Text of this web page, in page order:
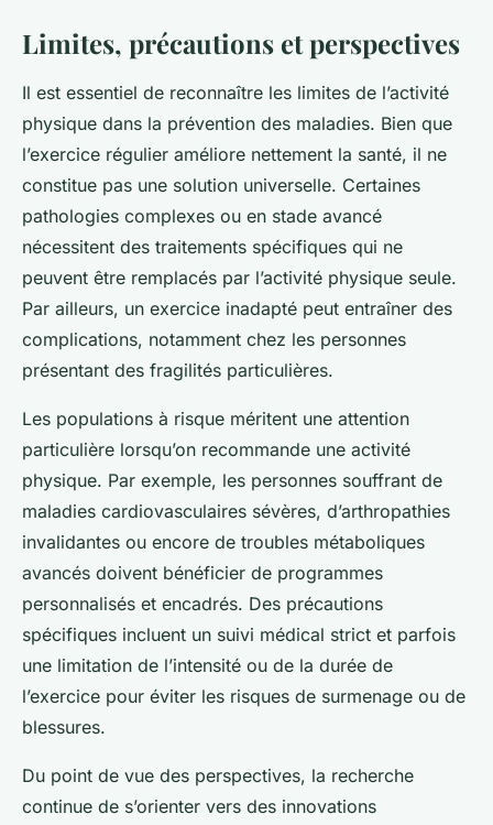
Limites, précautions et perspectives
Il est essentiel de reconnaître les limites de l’activité
physique dans la prévention des maladies. Bien que
l’exercice régulier améliore nettement la santé, il ne
constitue pas une solution universelle. Certaines
pathologies complexes ou en stade avancé
nécessitent des traitements spécifiques qui ne
peuvent être remplacés par l’activité physique seule.
Par ailleurs, un exercice inadapté peut entraîner des
complications, notamment chez les personnes
présentant des fragilités particulières.
Les populations à risque méritent une attention
particulière lorsqu’on recommande une activité
physique. Par exemple, les personnes souffrant de
maladies cardiovasculaires sévères, d’arthropathies
invalidantes ou encore de troubles métaboliques
avancés doivent bénéficier de programmes
personnalisés et encadrés. Des précautions
spécifiques incluent un suivi médical strict et parfois
une limitation de l’intensité ou de la durée de
l’exercice pour éviter les risques de surmenage ou de
blessures.
Du point de vue des perspectives, la recherche
continue de s’orienter vers des innovations